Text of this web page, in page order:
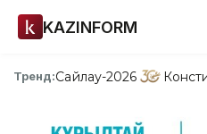
KAZINFORM
Тренд:Сайлау-2026